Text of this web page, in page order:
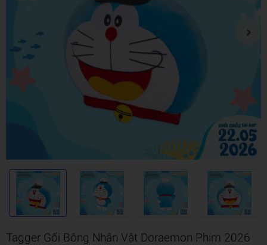
Tagger Gối Bông Nhân Vật Doraemon Phim 2026